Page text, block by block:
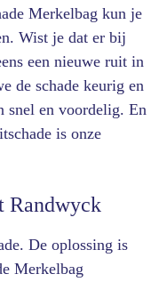
Merkelbag kun je
Wist je dat er bij
een nieuwe ruit in
de schade keurig en
snel en voordelig. En
is onze
Randwyck
De oplossing is
Merkelbag